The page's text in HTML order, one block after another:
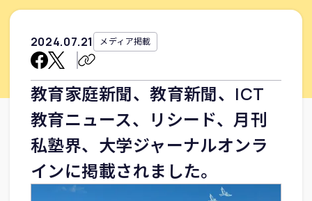
2024.07.21 メディア掲載
教育家庭新聞、教育新聞、ICT
教育ニュース、リシード、月刊
私塾界、大学ジャーナルオンラ
インに掲載されました。